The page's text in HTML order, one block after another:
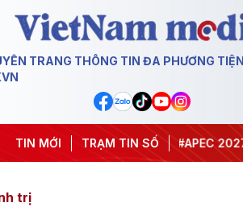
TRANG THÔNG TIN ĐA PHƯƠNG
TIN MỚI TRẠM TIN SỐ
nghị Trung ương 3 #APEC 2027
trị